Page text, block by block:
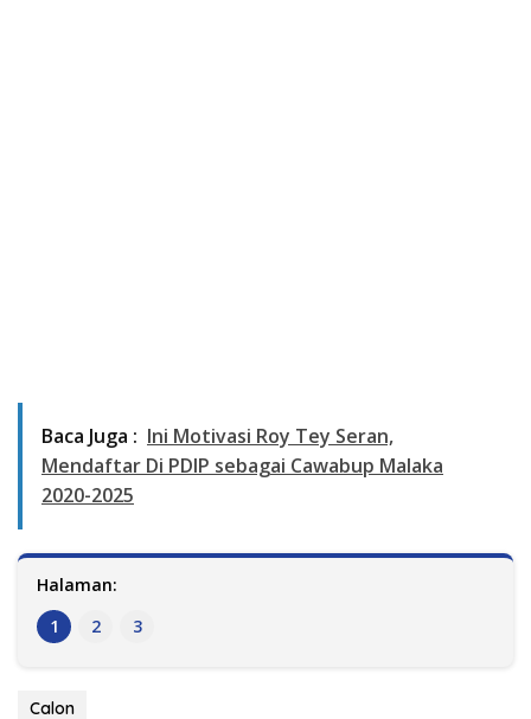
Baca Juga : Ini Motivasi Roy Tey Seran,
Mendaftar Di PDIP sebagai Cawabup Malaka
2020-2025
Halaman:
1
2 3
Calon